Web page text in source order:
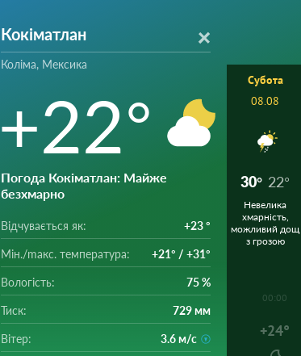
Кокіматлан
Коліма, Мексика
+22°
Погода Кокіматлан: Майже
безхмарно
Відчувається як: +23 °
Мін./mакс. температура: +21° / +31°
Вологість: 75 %
Тиск: 729 мм
Вітер: 3.6 м/с
Субота
08.08
30° 22°
Невелика
хмарність,
можливий дощ
з грозою
00:00
+24°